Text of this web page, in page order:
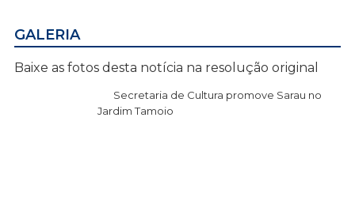
GALERIA
Baixe as fotos desta notícia na resolução original
Secretaria de Cultura promove Sarau no
Jardim Tamoio